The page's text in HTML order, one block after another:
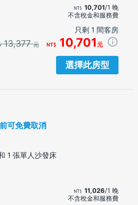
10,701/1 晚
不含稅金和服務費
只剩 1 間客房
13,377元 10,701 元
選擇此房型
可免費取消
1 張單人沙發床
11,026/1 晚
不含稅金和服務費